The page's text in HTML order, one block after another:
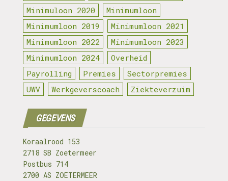
Minimuloon 2020
Minimumloon
Minimumloon 2019
Minimumloon 2021
Minimumloon 2022
Minimumloon 2023
Minimumloon 2024
Overheid
Payrolling
Premies
Sectorpremies
UWV
Werkgeverscoach Ziekteverzuim
GEGEVENS
Koraalrood 153
2718 SB Zoetermeer
Postbus 714
2700 AS ZOETERMEER